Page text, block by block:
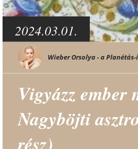
2024.03.01.
Wieber Orsolya - a
Vigyázz ember
Nagyböjti
rész)